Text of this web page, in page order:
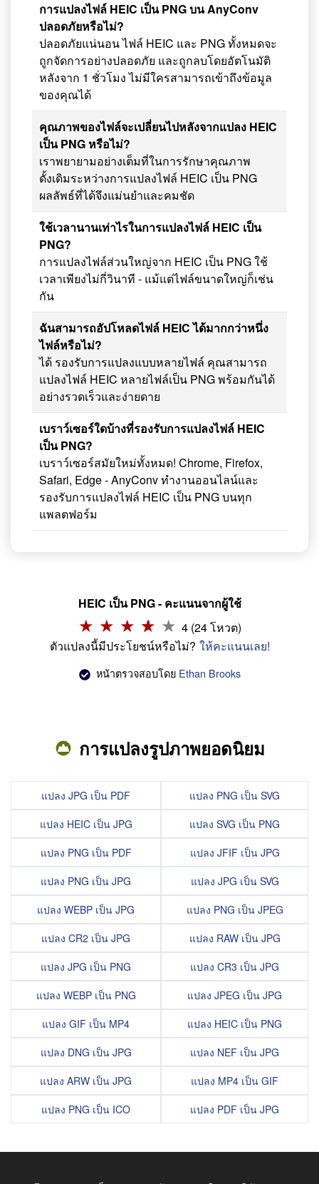
การแปลงไฟล์ HEIC เป็น PNG บน AnyConv
ปลอดภัยหรือไม่?
ปลอดภัยแน่นอน ไฟล์ HEIC และ PNG ทั้งหมดจะ
ถูกจัดการอย่างปลอดภัย และถูกลบโดยอัตโนมัติ
หลังจาก 1 ชั่วโมง ไม่มีใครสามารถเข้าถึงข้อมูล
ของคุณได้
คุณภาพของไฟล์จะเปลี่ยนไปหลังจากแปลง HEIC
เป็น PNG หรือไม่?
เราพยายามอย่างเต็มที่ในการรักษาคุณภาพ
ดั้งเดิมระหว่างการแปลงไฟล์ HEIC เป็น PNG
ผลลัพธ์ที่ได้จึงแม่นยำและคมชัด
ใช้เวลานานเท่าไรในการแปลงไฟล์ HEIC เป็น
PNG?
การแปลงไฟล์ส่วนใหญ่จาก HEIC เป็น PNG ใช้
เวลาเพียงไม่กี่วินาที - แม้แต่ไฟล์ขนาดใหญ่ก็เช่น
กัน
ฉันสามารถอัปโหลดไฟล์ HEIC ได้มากกว่าหนึ่ง
ไฟล์หรือไม่?
ได้ รองรับการแปลงแบบหลายไฟล์ คุณสามารถ
แปลงไฟล์ HEIC หลายไฟล์เป็น PNG พร้อมกันได้
อย่างรวดเร็วและง่ายดาย
เบราว์เซอร์ใดบ้างที่รองรับการแปลงไฟล์ HEIC
เป็น PNG?
เบราว์เซอร์สมัยใหม่ทั้งหมด! Chrome, Firefox,
Safari, Edge - AnyConv ทำงานออนไลน์และ
รองรับการแปลงไฟล์ HEIC เป็น PNG บนทุก
แพลตฟอร์ม
HEIC เป็น PNG - คะแนนจากผู้ใช้
4 (24 โหวต)
ตัวแปลงนี้มีประโยชน์หรือไม่? ให้คะแนนเลย!
หน้าตรวจสอบโดย Ethan Brooks
การแปลงรูปภาพยอดนิยม
แปลง JPG เป็น PDF
แปลง HEIC เป็น JPG
แปลง PNG เป็น PDF
แปลง PNG เป็น JPG
แปลง WEBP เป็น JPG
แปลง CR2 เป็น JPG
แปลง JPG เป็น PNG
แปลง WEBP เป็น PNG
แปลง GIF เป็น MP4
แปลง DNG เป็น JPG
แปลง ARW เป็น JPG
แปลง PNG เป็น ICO
แปลง PNG เป็น SVG
แปลง SVG เป็น PNG
แปลง JFIF เป็น JPG
แปลง JPG เป็น SVG
แปลง PNG เป็น JPEG
แปลง RAW เป็น JPG
แปลง CR3 เป็น JPG
แปลง JPEG เป็น JPG
แปลง HEIC เป็น PNG
แปลง NEF เป็น JPG
แปลง MP4 เป็น GIF
แปลง PDF เป็น JPG